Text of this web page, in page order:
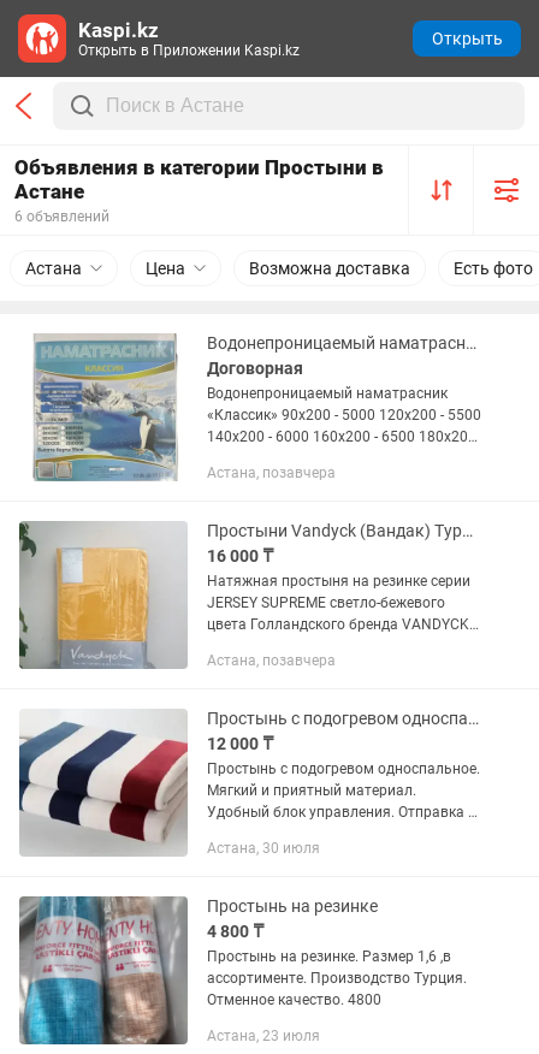
Объявления в категории Простыни в
Астане
6 объявлений
Астана Цена Возможна доставка Есть фото
Водонепроницаемый наматрасник Классик
Договорная
Водонепроницаемый наматрасник
«Классик» 90х200 - 5000 120х200 - 5500
140х200 - 6000 160х200 - 6500 180х200
10шт будут оптовые цены
Астана, позавчера
Простыни Vandyck (Вандак) Турция
16 000 ₸
Натяжная простыня на резинке серии
JERSEY SUPREME светло-бежевого
цвета Голландского бренда VANDYCK.
размер и подойдет для матрасов + 20
Астана, позавчера
Простынь с подогревом односпальное.
12 000 ₸
Простынь с подогревом односпальное.
Мягкий и приятный материал.
Удобный блок управления. Отправка в
Астана, 30 июля
Простынь на резинке
4 800 ₸
Простынь на резинке. Размер 1,6 ,в
ассортименте. Производство Турция.
Отменное качество. 4800
Астана, 23 июля
Kaspi.kz
Открыть в Приложении Kaspi.kz
Открыть